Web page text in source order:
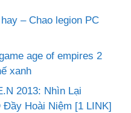
– Chao legion PC
age of empires 2
xanh
2013: Nhìn Lại
Đầy Hoài Niệm [1 LINK]